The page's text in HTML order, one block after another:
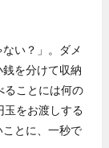
い？」。ダメ
を分けて収納
ることには何の
玉をお渡しする
とに、一秒で